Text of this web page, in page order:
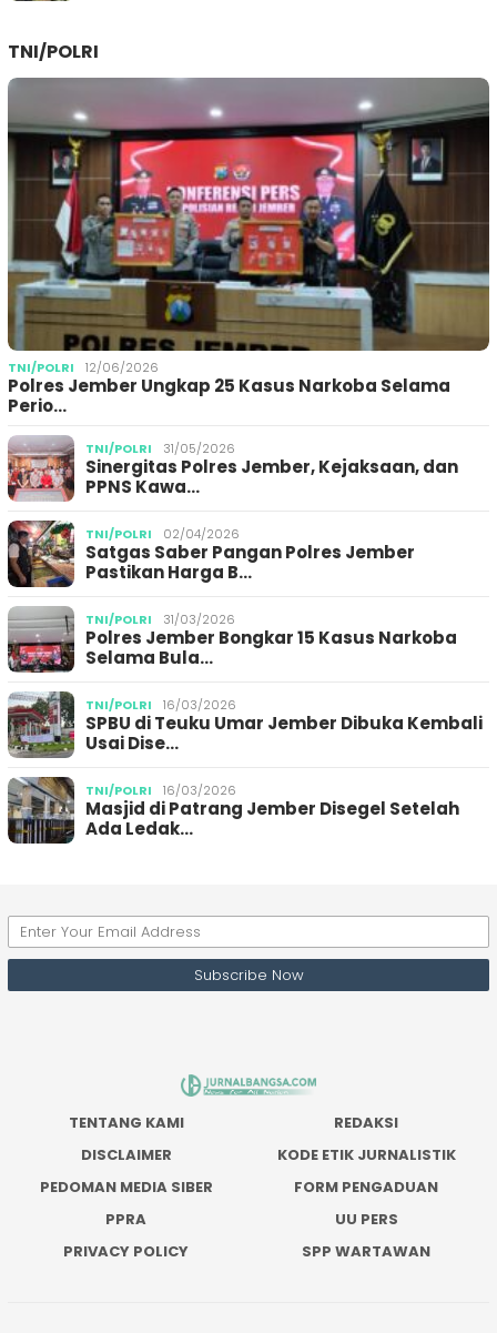
TNI/POLRI
TNI/POLRI 12/06/2026
Polres Jember Ungkap 25 Kasus Narkoba Selama
Perio…
TNI/POLRI 31/05/2026
Sinergitas Polres Jember, Kejaksaan, dan
PPNS Kawa…
TNI/POLRI 02/04/2026
Satgas Saber Pangan Polres Jember
Pastikan Harga B…
TNI/POLRI 31/03/2026
Polres Jember Bongkar 15 Kasus Narkoba
Selama Bula…
TNI/POLRI 16/03/2026
SPBU di Teuku Umar Jember Dibuka Kembali
Usai Dise…
TNI/POLRI 16/03/2026
Masjid di Patrang Jember Disegel Setelah
Ada Ledak…
TENTANG KAMI
REDAKSI
DISCLAIMER
KODE ETIK JURNALISTIK
PEDOMAN MEDIA SIBER
FORM PENGADUAN
PPRA
UU PERS
PRIVACY POLICY
SPP WARTAWAN